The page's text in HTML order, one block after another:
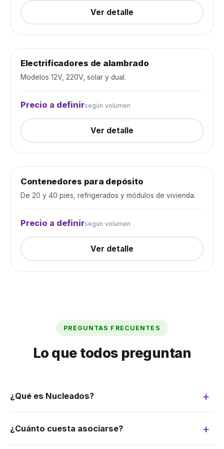
Ver detalle
Alambrados y cercos
Electrificadores de alambrado
Modelos 12V, 220V, solar y dual.
Precio a definirsegún volumen
Ver detalle
Depósito y construcción
Contenedores para depósito
De 20 y 40 pies, refrigerados y módulos de vivienda.
Precio a definirsegún volumen
Ver detalle
PREGUNTAS FRECUENTES
Lo que todos preguntan
¿Qué es Nucleados?
demanda de muchos productores para
negociar como si fuéramos uno solo. Más
¿Cuánto cuesta asociarse?